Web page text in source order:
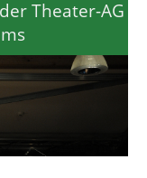
Theater-AG